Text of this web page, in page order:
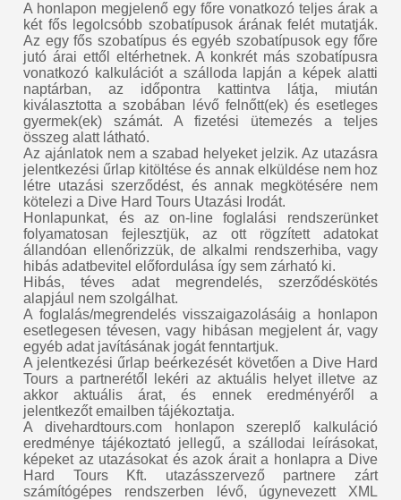
A honlapon megjelenő egy főre vonatkozó teljes árak a
két fős legolcsóbb szobatípusok árának felét mutatják.
Az egy fős szobatípus és egyéb szobatípusok egy főre
jutó árai ettől eltérhetnek. A konkrét más szobatípusra
vonatkozó kalkulációt a szálloda lapján a képek alatti
naptárban, az időpontra kattintva látja, miután
kiválasztotta a szobában lévő felnőtt(ek) és esetleges
gyermek(ek) számát. A fizetési ütemezés a teljes
összeg alatt látható.
Az ajánlatok nem a szabad helyeket jelzik. Az utazásra
jelentkezési űrlap kitöltése és annak elküldése nem hoz
létre utazási szerződést, és annak megkötésére nem
kötelezi a Dive Hard Tours Utazási Irodát.
Honlapunkat, és az on-line foglalási rendszerünket
folyamatosan fejlesztjük, az ott rögzített adatokat
állandóan ellenőrizzük, de alkalmi rendszerhiba, vagy
hibás adatbevitel előfordulása így sem zárható ki.
Hibás, téves adat megrendelés, szerződéskötés
alapjául nem szolgálhat.
A foglalás/megrendelés visszaigazolásáig a honlapon
esetlegesen tévesen, vagy hibásan megjelent ár, vagy
egyéb adat javításának jogát fenntartjuk.
A jelentkezési űrlap beérkezését követően a Dive Hard
Tours a partnerétől lekéri az aktuális helyet illetve az
akkor aktuális árat, és ennek eredményéről a
jelentkezőt emailben tájékoztatja.
A divehardtours.com honlapon szereplő kalkuláció
eredménye tájékoztató jellegű, a szállodai leírásokat,
képeket az utazásokat és azok árait a honlapra a Dive
Hard Tours Kft. utazásszervező partnere zárt
számítógépes rendszerben lévő, úgynevezett XML